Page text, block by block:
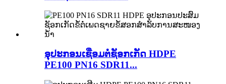
ອຸປະກອນເຊື່ອມຕໍ່ຊັອກເກັດ HDPE
PE100 PN16 SDR11...